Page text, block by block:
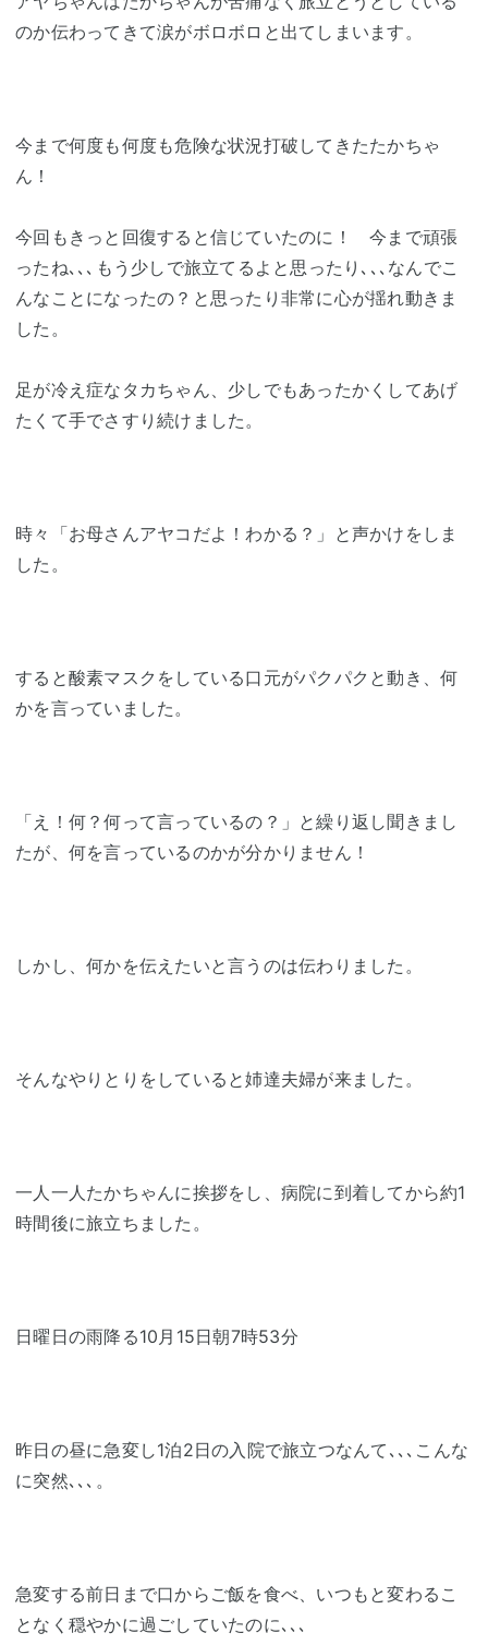
のか伝わってきて涙がボロボロと出てしまいます。
今まで何度も何度も危険な状況打破してきたたかちゃ
ん！
今回もきっと回復すると信じていたのに！ 今まで頑張
ったね､､､もう少しで旅立てるよと思ったり､､､なんでこ
んなことになったの？と思ったり非常に心が揺れ動きま
した。
足が冷え症なタカちゃん、少しでもあったかくしてあげ
たくて手でさすり続けました。
時々「お母さんアヤコだよ！わかる？」と声かけをしま
した。
すると酸素マスクをしている口元がパクパクと動き、何
かを言っていました。
「え！何？何って言っているの？」と繰り返し聞きまし
たが、何を言っているのかが分かりません！
しかし、何かを伝えたいと言うのは伝わりました。
そんなやりとりをしていると姉達夫婦が来ました。
一人一人たかちゃんに挨拶をし、病院に到着してから約1
時間後に旅立ちました。
日曜日の雨降る10月15日朝7時53分
昨日の昼に急変し1泊2日の入院で旅立つなんて､､､こんな
に突然､､､。
急変する前日まで口からご飯を食べ、いつもと変わるこ
となく穏やかに過ごしていたのに､､､